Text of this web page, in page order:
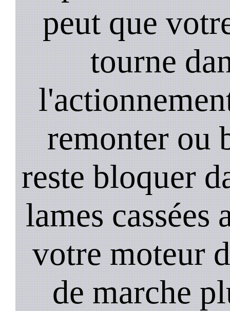
peut que
tourne
remonter ou
reste bloquer
lames cassées
votre moteur
de marche